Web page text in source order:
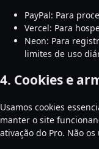
PayPal: Para
Vercel: Para
Neon: Para
limites de uso
4. Cookies e
Usamos cookies
manter o site
ativação do Pro. Não